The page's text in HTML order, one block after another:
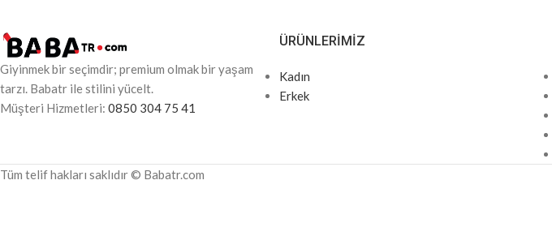
Giyinmek bir seçimdir; premium olmak bir yaşam
tarzı. Babatr ile stilini yücelt.
Müşteri Hizmetleri: 0850 304 75 41
ÜRÜNLERIMIZ
Kadın
Erkek
Tüm telif hakları saklıdır © Babatr.com